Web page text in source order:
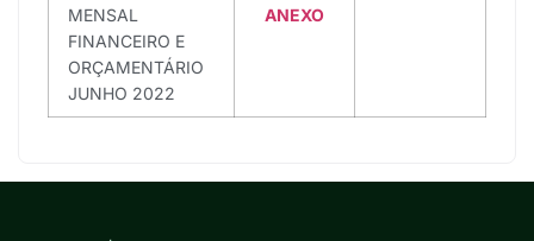
MENSAL
FINANCEIRO E
ORÇAMENTÁRIO
JUNHO 2022
ANEXO